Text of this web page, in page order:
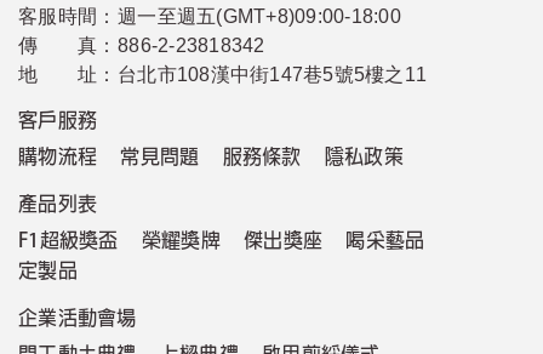
客服時間： 週一至週五(GMT+8)09:00-18:00
傳 真： 886-2-23818342
地 址： 台北市108漢中街147巷5號5樓之11
客戶服務
購物流程
常見問題 服務條款 隱私政策
產品列表
F1超級獎盃
榮耀獎牌 傑出獎座
喝采藝品
定製品
企業活動會場